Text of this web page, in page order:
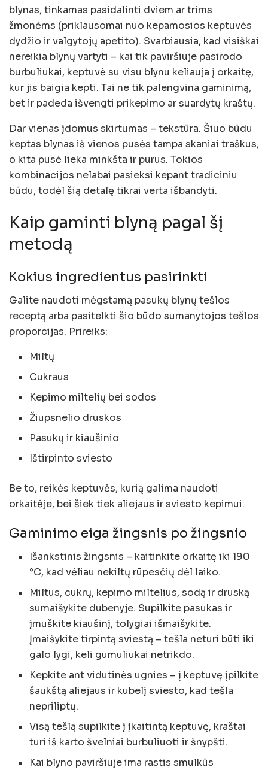
blynas, tinkamas pasidalinti dviem ar trims
žmonėms (priklausomai nuo kepamosios keptuvės
dydžio ir valgytojų apetito). Svarbiausia, kad visiškai
nereikia blynų vartyti – kai tik paviršiuje pasirodo
burbuliukai, keptuvė su visu blynu keliauja į orkaitę,
kur jis baigia kepti. Tai ne tik palengvina gaminimą,
bet ir padeda išvengti prikepimo ar suardytų kraštų.
Dar vienas įdomus skirtumas – tekstūra. Šiuo būdu
keptas blynas iš vienos pusės tampa skaniai traškus,
o kita pusė lieka minkšta ir purus. Tokios
kombinacijos nelabai pasieksi kepant tradiciniu
būdu, todėl šią detalę tikrai verta išbandyti.
Kaip gaminti blyną pagal šį
metodą
Kokius ingredientus pasirinkti
Galite naudoti mėgstamą pasukų blynų tešlos
receptą arba pasitelkti šio būdo sumanytojos tešlos
proporcijas. Prireiks:
Miltų
Cukraus
Kepimo miltelių bei sodos
Žiupsnelio druskos
Pasukų ir kiaušinio
Ištirpinto sviesto
Be to, reikės keptuvės, kurią galima naudoti
orkaitėje, bei šiek tiek aliejaus ir sviesto kepimui.
Gaminimo eiga žingsnis po žingsnio
Išankstinis žingsnis – kaitinkite orkaitę iki 190
°C, kad vėliau nekiltų rūpesčių dėl laiko.
Miltus, cukrų, kepimo miltelius, sodą ir druską
sumaišykite dubenyje. Supilkite pasukas ir
įmuškite kiaušinį, tolygiai išmaišykite.
Įmaišykite tirpintą sviestą – tešla neturi būti iki
galo lygi, keli gumuliukai netrikdo.
Kepkite ant vidutinės ugnies – į keptuvę įpilkite
šaukštą aliejaus ir kubelį sviesto, kad tešla
nepriliptų.
Visą tešlą supilkite į įkaitintą keptuvę, kraštai
turi iš karto švelniai burbuliuoti ir šnypšti.
Kai blyno paviršiuje ima rastis smulkūs